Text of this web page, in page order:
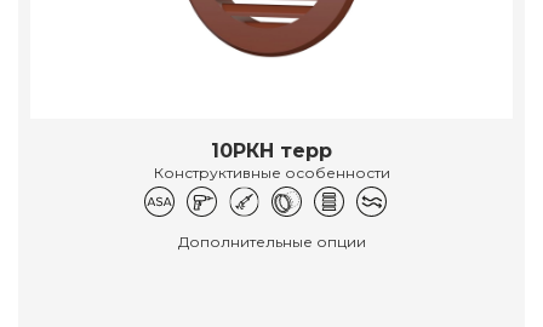
10РКН терр
Конструктивные особенности
Дополнительные опции